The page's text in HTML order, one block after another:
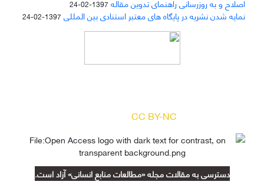
اصلاح و به روزرسانی راهنمای تدوین مقاله 1397-02-24
نمایه شدن نشریه در پایگاه های معتبر استنادی بین المللی 1397-02-24
CC BY-NC
دسترسی به مقالات مجله «مطالعات منابع انسانی» آزاد است.